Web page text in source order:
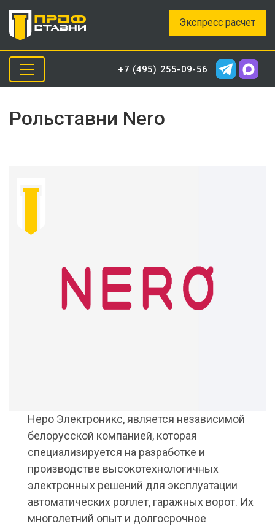
Экспресс расчет
+7 (495) 255-09-56
Рольставни Nero
Неро Электроникс, является независимой
белорусской компанией, которая
специализируется на разработке и
производстве высокотехнологичных
электронных решений для эксплуатации
автоматических роллет, гаражных ворот. Их
многолетний опыт и долгосрочное